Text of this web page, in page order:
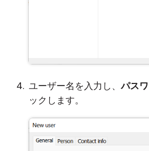
ユーザー名を入力し、パス
ックします。